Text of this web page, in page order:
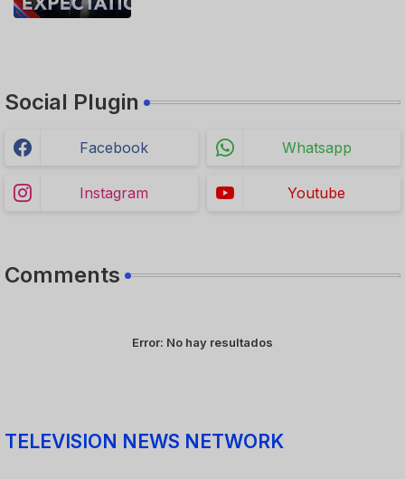
Social Plugin
Facebook Whatsapp
Instagram Youtube
Comments
Error: No hay resultados
TELEVISION NEWS NETWORK